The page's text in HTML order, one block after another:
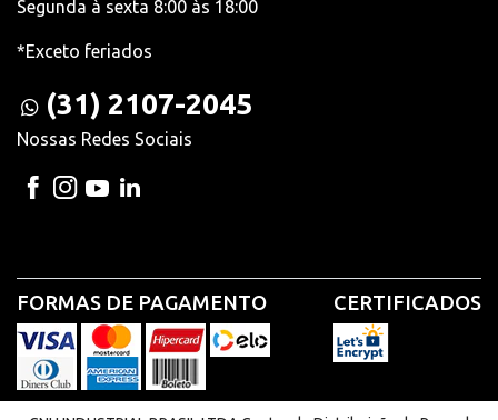
Segunda à sexta 8:00 às 18:00
*Exceto feriados
(31) 2107-2045
Nossas Redes Sociais
FORMAS DE PAGAMENTO CERTIFICADOS